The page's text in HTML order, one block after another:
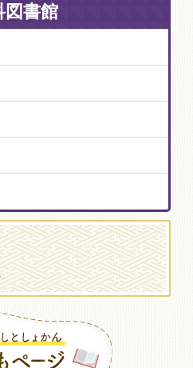
図書館